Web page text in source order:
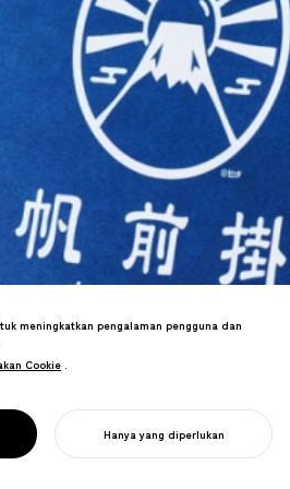
mendorong kesuksesan penjualan
meningkatkan pengalaman pengguna dan
Cookie
Cookie .
Hanya yang diperlukan